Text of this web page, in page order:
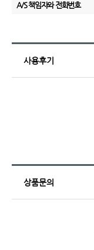
A/S 책임자와 전화번호
사용후기
상품문의